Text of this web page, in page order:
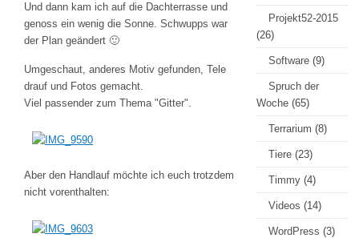
Und dann kam ich auf die Dachterrasse und
genoss ein wenig die Sonne. Schwupps war
der Plan geändert 🙂
Umgeschaut, anderes Motiv gefunden, Tele
drauf und Fotos gemacht.
Viel passender zum Thema "Gitter".
Aber den Handlauf möchte ich euch trotzdem
nicht vorenthalten:
Projekt52-2015
(26)
Software (9)
Spruch der
Woche (65)
Terrarium (8)
Tiere (23)
Timmy (4)
Videos (14)
WordPress (3)